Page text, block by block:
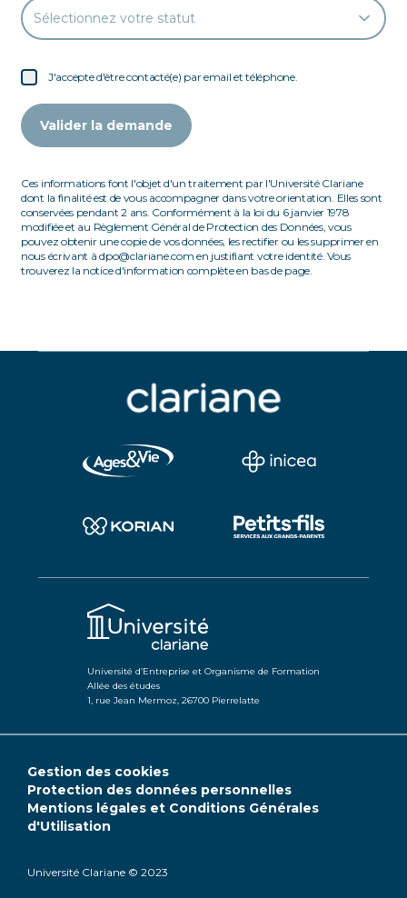
Sélectionnez votre statut
J'accepte d'être contacté(e) par email et téléphone.
Valider la demande
Ces informations font l'objet d'un traitement par l'Université Clariane
dont la finalité est de vous accompagner dans votre orientation. Elles sont
conservées pendant 2 ans. Conformément à la loi du 6 janvier 1978
modifiée et au Règlement Général de Protection des Données, vous
pouvez obtenir une copie de vos données, les rectifier ou les supprimer en
nous écrivant à dpo@clariane.com en justifiant votre identité. Vous
trouverez la notice d'information complète en bas de page.
Université d’Entreprise et Organisme de Formation
Allée des études
1, rue Jean Mermoz, 26700 Pierrelatte
Université Clariane © 2023
Gestion des cookies
Protection des données personnelles
Mentions légales et Conditions Générales
d'Utilisation